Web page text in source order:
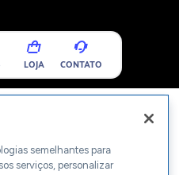
LOJA CONTATO
semelhantes para
serviços, personalizar